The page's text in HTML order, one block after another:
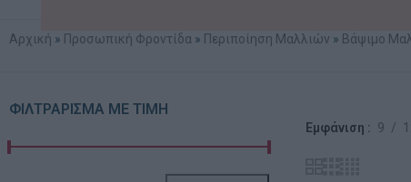
Αρχική » Προσωπική Φροντίδα » Περιποίηση Μαλλιών » Βάψιμο
ΦΙΛΤΡΆΡΙΣΜΑ ΜΕ ΤΙΜΉ
Εμφάνιση 9